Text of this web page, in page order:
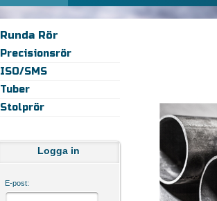
Runda Rör
Precisionsrör
ISO/SMS
Tuber
Stolprör
Logga in
E-post: